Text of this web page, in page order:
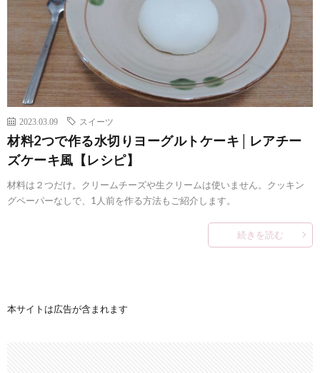
2023.03.09 スイーツ
材料2つで作る水切りヨーグルトケーキ│レアチー
ズケーキ風【レシピ】
材料は２つだけ。クリームチーズや生クリームは使いません。クッキン
グペーパーなしで、1人前を作る方法もご紹介します。
続きを読む
本サイトは広告が含まれます